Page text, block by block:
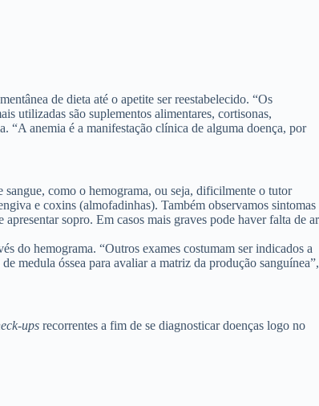
de dieta até o apetite ser reestabelecido. “Os
utilizadas são suplementos alimentares, cortisonas,
“A anemia é a manifestação clínica de alguma doença, por
sangue, como o hemograma, ou seja, dificilmente o tutor
e coxins (almofadinhas). Também observamos sintomas
sopro. Em casos mais graves pode haver falta de ar
do hemograma. “Outros exames costumam ser indicados a
medula óssea para avaliar a matriz da produção sanguínea”,
ups recorrentes a fim de se diagnosticar doenças logo no